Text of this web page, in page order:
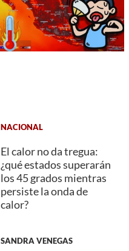
NACIONAL
El calor no da tregua:
¿qué estados superarán
los 45 grados mientras
persiste la onda de
calor?
SANDRA VENEGAS